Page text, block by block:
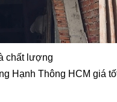
chất lượng
Hạnh Thông HCM giá